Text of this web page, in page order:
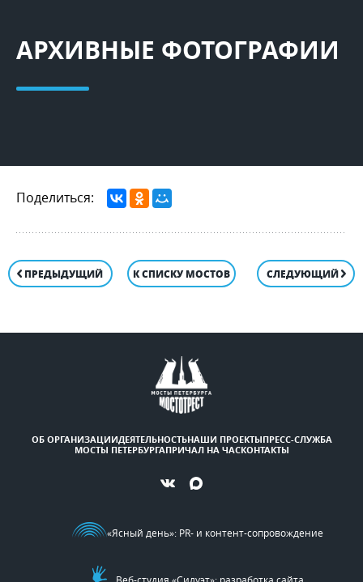
АРХИВНЫЕ ФОТОГРАФИИ
Поделиться:
ПРЕДЫДУЩИЙ К СПИСКУ МОСТОВ СЛЕДУЮЩИЙ
ОБ ОРГАНИЗАЦИИДЕЯТЕЛЬНОСТЬНАШИ ПРОЕКТЫПРЕСС-СЛУЖБА
МОСТЫ ПЕТЕРБУРГАПРИЧАЛ НА ЧАСКОНТАКТЫ
«Ясный день»: PR- и контент-сопровождение
Веб-студия «Силуэт»: разработка сайта